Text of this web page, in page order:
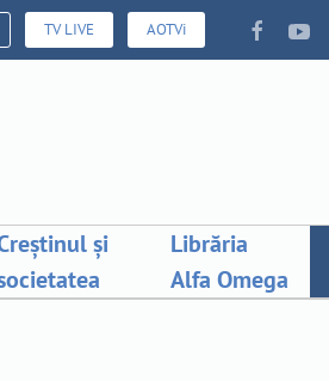
TV LIVE AOTVi
și
Librăria
Alfa Omega